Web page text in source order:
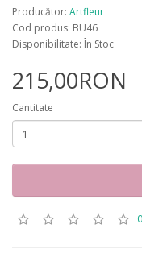
Producător: Artfleur
Cod produs: BU46
Disponibilitate: În Stoc
215,00RON
Cantitate